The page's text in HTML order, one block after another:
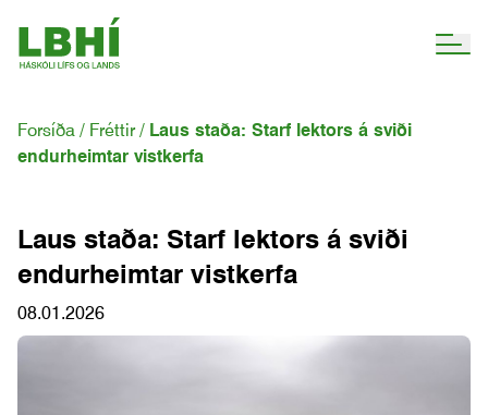
Forsíða Fréttir
Laus staða: Starf lektors á sviði
endurheimtar vistkerfa
Laus staða: Starf lektors á sviði
endurheimtar vistkerfa
08.01.2026